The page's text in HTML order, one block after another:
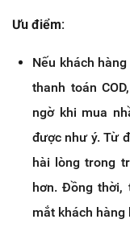
Ưu điểm:
Nếu khách
thanh toán
ngờ khi mua
được như ý. Từ
hài lòng trong
hơn. Đồng thời,
mắt khách hàng